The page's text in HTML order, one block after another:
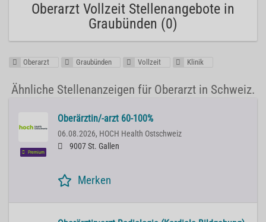
Oberarzt Vollzeit Stellenangebote in
Graubünden (0)
Oberarzt Graubünden Vollzeit Klinik
Ähnliche Stellenanzeigen für Oberarzt in Schweiz.
Premium
Oberärztin/-arzt 60-100%
06.08.2026, HOCH Health Ostschweiz
9007 St. Gallen
Merken